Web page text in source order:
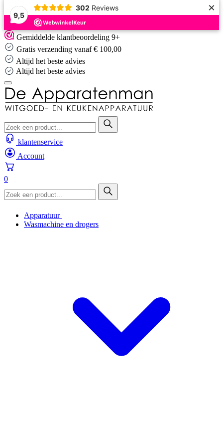
9,5
302 Reviews ×
Skip
to
content
Gemiddelde klantbeoordeling 9+
Gratis verzending vanaf € 100,00
Altijd het beste advies
Altijd het beste advies
klantenservice
Account
0
Apparatuur
Wasmachine en drogers